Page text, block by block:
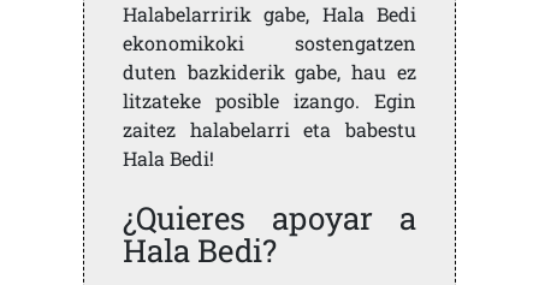
Halabelarririk gabe, Hala Bedi
ekonomikoki sostengatzen
duten bazkiderik gabe, hau ez
litzateke posible izango. Egin
zaitez halabelarri eta babestu
Hala Bedi!
¿Quieres apoyar a
Hala Bedi?